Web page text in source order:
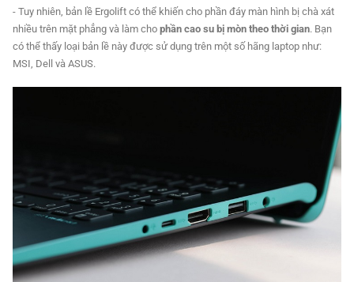
- Tuy nhiên, bản lề Ergolift có thể khiến cho phần đáy màn hình bị chà xát
nhiều trên mặt phẳng và làm cho phần cao su bị mòn theo thời gian. Bạn
có thể thấy loại bản lề này được sử dụng trên một số hãng laptop như:
MSI, Dell và ASUS.